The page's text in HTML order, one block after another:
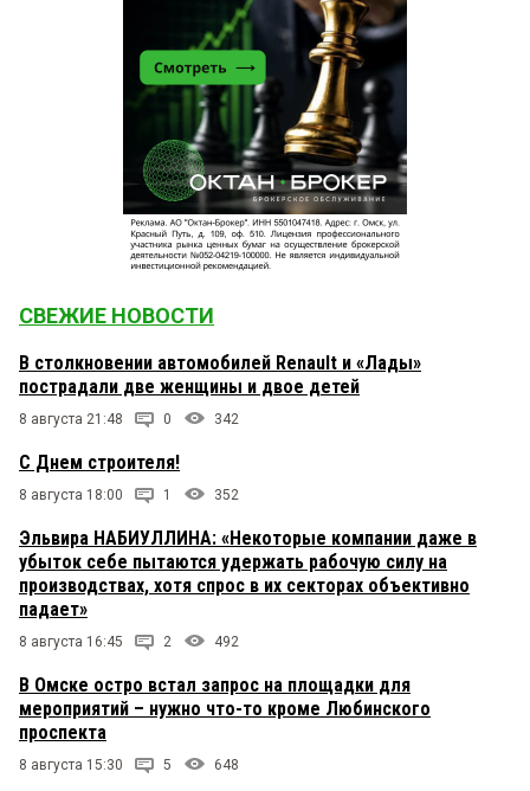
СВЕЖИЕ НОВОСТИ
В столкновении автомобилей Renault и «Лады»
пострадали две женщины и двое детей
8 августа 21:48 0 342
С Днем строителя!
8 августа 18:00 1 352
Эльвира НАБИУЛЛИНА: «Некоторые компании даже в
убыток себе пытаются удержать рабочую силу на
производствах, хотя спрос в их секторах объективно
падает»
8 августа 16:45 2 492
В Омске остро встал запрос на площадки для
мероприятий – нужно что-то кроме Любинского
проспекта
8 августа 15:30 5 648